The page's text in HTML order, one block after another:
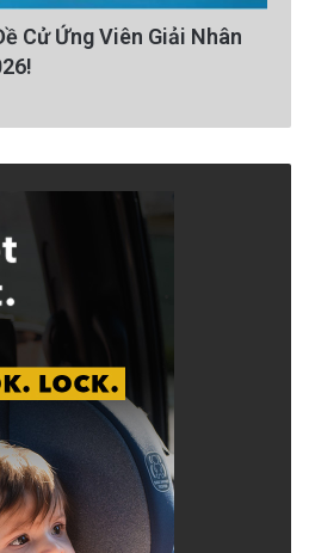
Cử Ứng Viên Giải Nhân